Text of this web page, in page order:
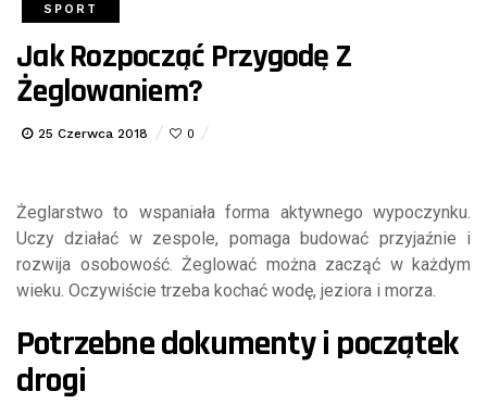
SPORT
Jak Rozpocząć Przygodę Z
Żeglowaniem?
25 Czerwca 2018 0
Żeglarstwo to wspaniała forma aktywnego wypoczynku.
Uczy działać w zespole, pomaga budować przyjaźnie i
rozwija osobowość. Żeglować można zacząć w każdym
wieku. Oczywiście trzeba kochać wodę, jeziora i morza.
Potrzebne dokumenty i początek
drogi